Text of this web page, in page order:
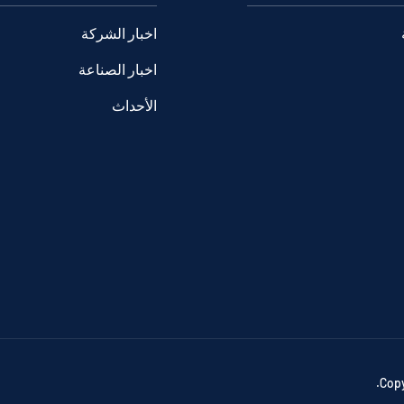
اخبار الشركة
اخبار الصناعة
الأحداث